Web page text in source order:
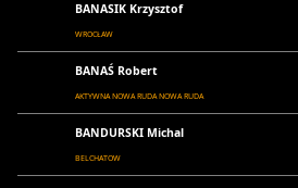
BANASIK Krzysztof
WROCŁAW
BANAŚ Robert
AKTYWNA NOWA RUDA NOWA RUDA
BANDURSKI Michal
BELCHATOW